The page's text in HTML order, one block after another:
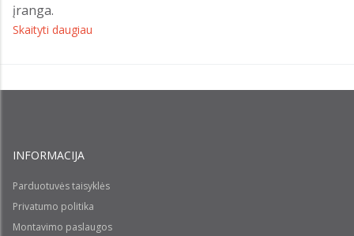
įranga.
Skaityti daugiau
INFORMACIJA
Parduotuvės taisyklės
Privatumo politika
Montavimo paslaugos